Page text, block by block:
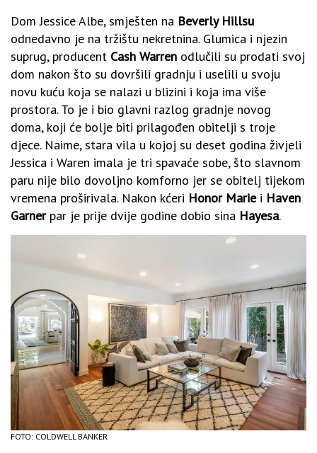
Dom Jessice Albe, smješten na Beverly Hillsu
odnedavno je na tržištu nekretnina. Glumica i njezin
suprug, producent Cash Warren odlučili su prodati svoj
dom nakon što su dovršili gradnju i uselili u svoju
novu kuću koja se nalazi u blizini i koja ima više
prostora. To je i bio glavni razlog gradnje novog
doma, koji će bolje biti prilagođen obitelji s troje
djece. Naime, stara vila u kojoj su deset godina živjeli
Jessica i Waren imala je tri spavaće sobe, što slavnom
paru nije bilo dovoljno komforno jer se obitelj tijekom
vremena proširivala. Nakon kćeri Honor Mariei Haven
Garnerpar je prije dvije godine dobio sina Hayesa.
FOTO: COLDWELL BANKER